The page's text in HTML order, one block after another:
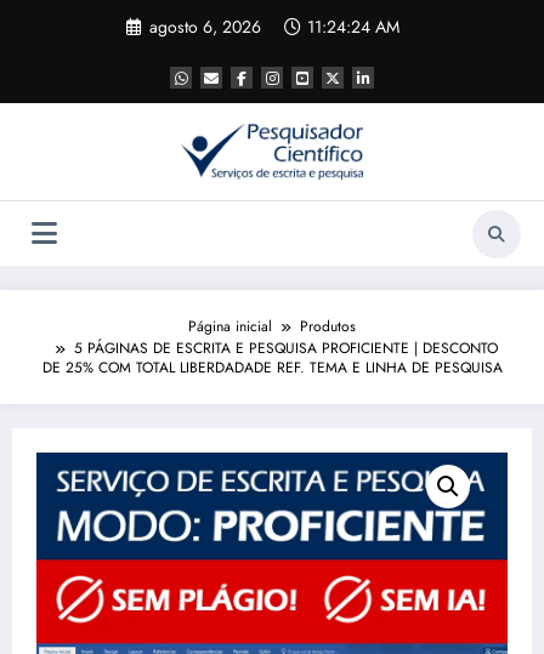
agosto 6, 2026 11:24:25 AM
Página inicial
Produtos
5 PÁGINAS DE ESCRITA E PESQUISA PROFICIENTE | DESCONTO
DE 25% COM TOTAL LIBERDADADE REF. TEMA E LINHA DE PESQUISA